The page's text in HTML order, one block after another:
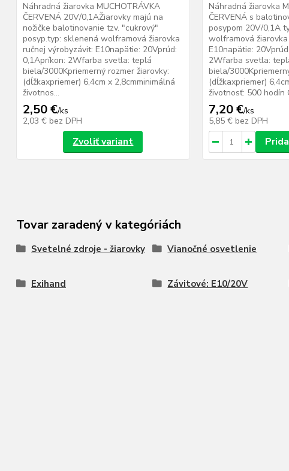
Náhradná žiarovka MUCHOTRÁVKA
ČERVENÁ 20V/0,1AŽiarovky majú na
nožičke balotinovanie tzv. "cukrový"
posyp.typ: sklenená wolframová žiarovka
ručnej výrobyzávit: E10napätie: 20Vprúd:
0,1Apríkon: 2Wfarba svetla: teplá
biela/3000Kpriemerný rozmer žiarovky:
(dĺžkaxpriemer) 6,4cm x 2,8cmminimálná
životnos...
2,50 €/ks
2,03 € bez DPH
Zvoliť variant
Náhradná žiarovka
ČERVENÁ s
posypom 20V/0,1A
wolframová
E10napätie:
2Wfarba svetla:
biela/
(dĺžkaxpriemer)
životnosť: 500 hodín
7,20 €/ks
5,85 € bez DPH
Tovar zaradený v kategóriách
Svetelné zdroje - žiarovky Vianočné osvetlenie
Exihand
Závitové: E10/20V